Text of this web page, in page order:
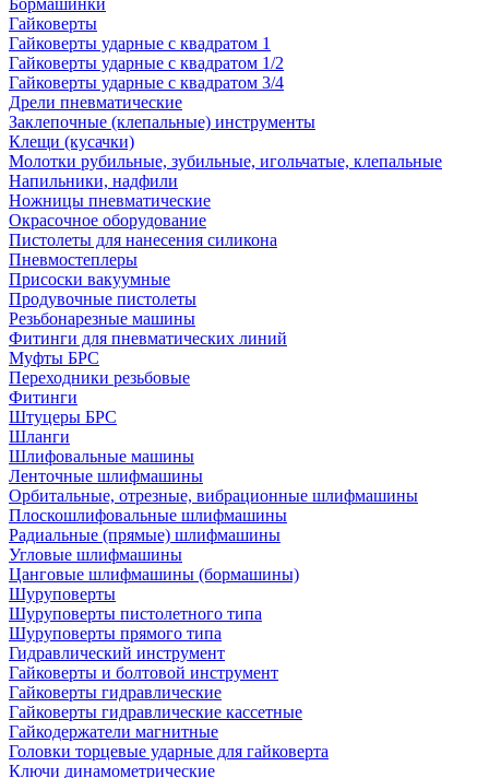
Бормашинки
Гайковерты
Гайковерты ударные с квадратом 1
Гайковерты ударные с квадратом 1/2
Гайковерты ударные с квадратом 3/4
Дрели пневматические
Заклепочные (клепальные) инструменты
Клещи (кусачки)
Молотки рубильные, зубильные, игольчатые, клепальные
Напильники, надфили
Ножницы пневматические
Окрасочное оборудование
Пистолеты для нанесения силикона
Пневмостеплеры
Присоски вакуумные
Продувочные пистолеты
Резьбонарезные машины
Фитинги для пневматических линий
Муфты БРС
Переходники резьбовые
Фитинги
Штуцеры БРС
Шланги
Шлифовальные машины
Ленточные шлифмашины
Орбитальные, отрезные, вибрационные шлифмашины
Плоскошлифовальные шлифмашины
Радиальные (прямые) шлифмашины
Угловые шлифмашины
Цанговые шлифмашины (бормашины)
Шуруповерты
Шуруповерты пистолетного типа
Шуруповерты прямого типа
Гидравлический инструмент
Гайковерты и болтовой инструмент
Гайковерты гидравлические
Гайковерты гидравлические кассетные
Гайкодержатели магнитные
Головки торцевые ударные для гайковерта
Ключи динамометрические